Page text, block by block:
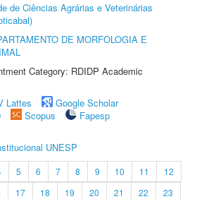
de Ciências Agrárias e Veterinárias
DE MORFOLOGIA E
Category: RDIDP Academic
Lattes
Google Scholar
Scopus
Fapesp
UNESP
5 6 7 8 9 10 11
12
17 18 19 20 21 22
23